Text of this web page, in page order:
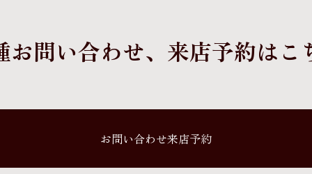
お問い合わせ、 来店予約はこ
お問い合わせ来店予約